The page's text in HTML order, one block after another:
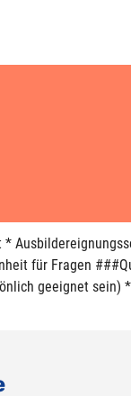
für Fragen
geeignet